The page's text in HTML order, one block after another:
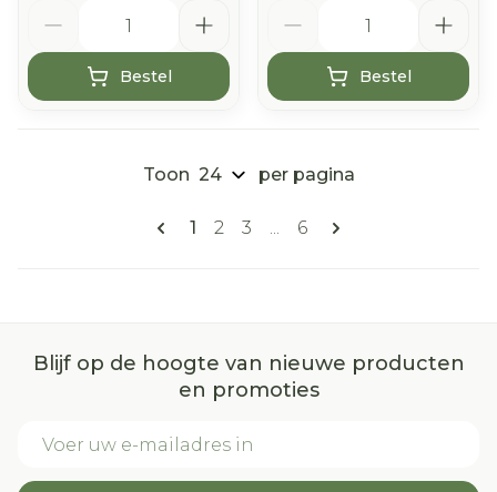
Bestel Bestel
Pagina's
U lees momenteel pagina
1 Pagina
2 Pagina
3 ... Pagina
6
Toon per pagina
Blijf op de hoogte van nieuwe producten
en promoties